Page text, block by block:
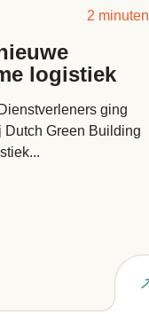
2 minuten
logistiek
ging
Dutch Green Building
Lees artikel